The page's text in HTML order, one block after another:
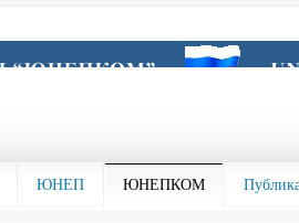
ЮНЕП ЮНЕПКОМ